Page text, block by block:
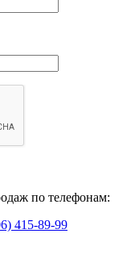
по телефонам:
415-89-99